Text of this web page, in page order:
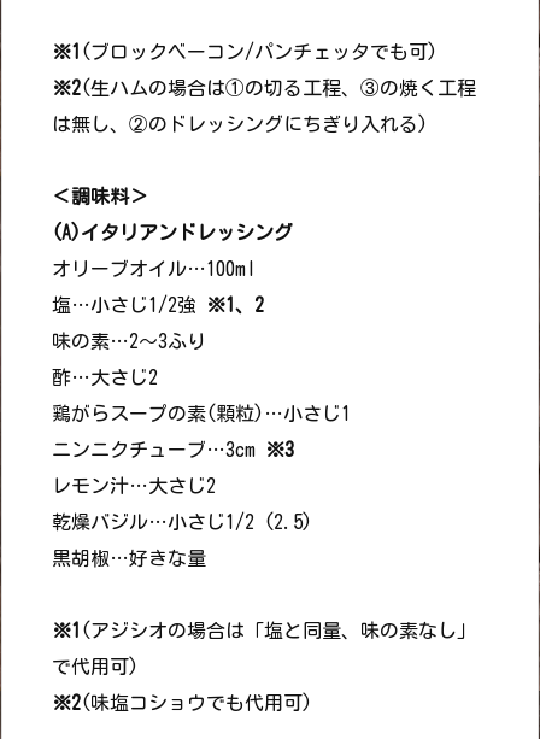
※1 (ブロックベーコン/パンチェッタでも可)
※2(生ハムの場合は①の切る工程、③の焼く工程
は無し、②のドレッシングにちぎり入れる)
＜調味料＞
(A)イタリアンドレッシング
オリーブオイル…100ml
塩…小さじ1/2強
※1、2
味の素…2～3ふり
酢…大さじ2
鶏がらスープの素(顆粒)…小さじ1
ニンニクチューブ…3cm
※3
レモン汁…大さじ2
乾燥バジル…小さじ1/2 (2.5)
黒胡椒…好きな量
※1 (アジシオの場合は「塩と同量、味の素なし」
で代用可)
※2(味塩コショウでも代用可)